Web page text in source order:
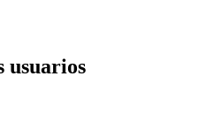
usuarios